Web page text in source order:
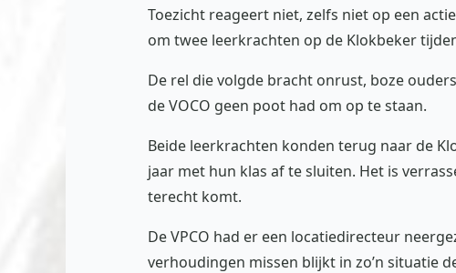
Toezicht reageert niet, zelfs niet op een
om twee leerkrachten op de Klokbeker
De rel die volgde bracht onrust, boze
de VOCO geen poot had om op te staan.
Beide leerkrachten konden terug naar de
jaar met hun klas af te sluiten. Het is
terecht komt.
De VPCO had er een locatiedirecteur
verhoudingen missen blijkt in zo’n situatie